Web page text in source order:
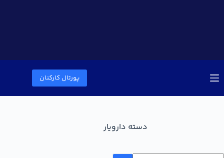
پورتال کارکنان
دسته دارویار